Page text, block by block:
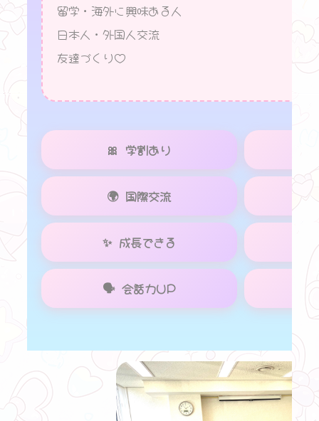
留学・海外に興味ある人
日本人・外国人交流
友達づくり♡
🎀 学割あり
🌍 国際交流
✨ 成長できる
🗣 会話力UP
❤ ❤ ❤